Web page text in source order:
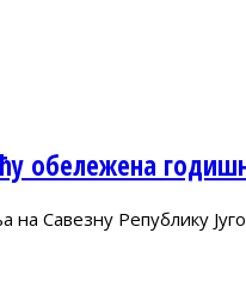
обележена
Савезну Републику